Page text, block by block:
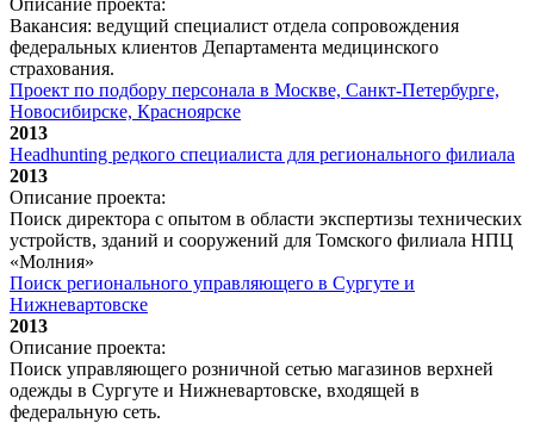
Описание проекта:
Вакансия: ведущий специалист отдела сопровождения
федеральных клиентов Департамента медицинского
страхования.
Проект по подбору персонала в Москве, Санкт-Петербурге,
Новосибирске, Красноярске
2013
Headhunting редкого специалиста для регионального филиала
2013
Описание проекта:
Поиск директора с опытом в области экспертизы технических
устройств, зданий и сооружений для Томского филиала НПЦ
«Молния»
Поиск регионального управляющего в Сургуте и
Нижневартовске
2013
Описание проекта:
Поиск управляющего розничной сетью магазинов верхней
одежды в Сургуте и Нижневартовске, входящей в
федеральную сеть.